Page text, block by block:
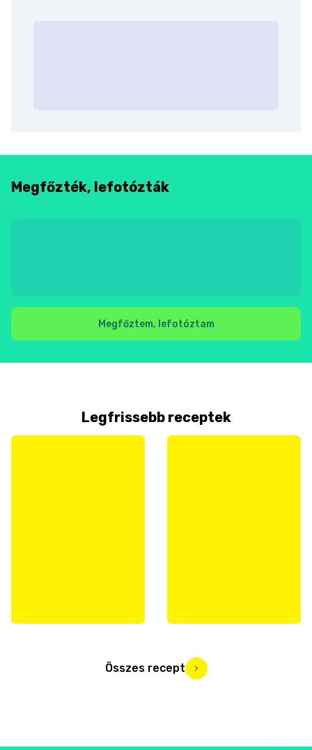
Megfőzték, lefotózták
Megfőztem, lefotóztam
Legfrissebb receptek
Összes recept